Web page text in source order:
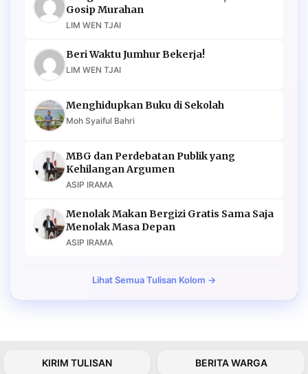
Gosip Murahan
LIM WEN TJAI
Beri Waktu Jumhur Bekerja!
LIM WEN TJAI
Menghidupkan Buku di Sekolah
Moh Syaiful Bahri
MBG dan Perdebatan Publik yang
Kehilangan Argumen
ASIP IRAMA
Menolak Makan Bergizi Gratis Sama Saja
Menolak Masa Depan
ASIP IRAMA
Lihat Semua Tulisan Kolom →
KIRIM TULISAN BERITA WARGA